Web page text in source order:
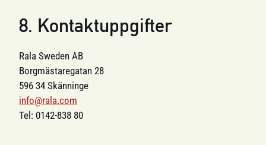
8. Kontaktuppgifter
Rala Sweden AB
Borgmästaregatan 28
596 34 Skänninge
info@rala.com
Tel: 0142-838 80